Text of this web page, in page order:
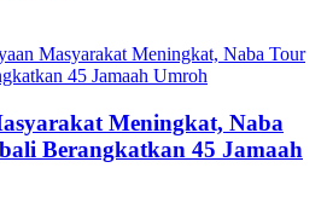
Meningkat, Naba
Berangkatkan 45 Jamaah